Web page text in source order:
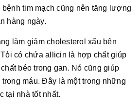
tim mạch cũng nên tăng lượng
hàng ngày.
làm giảm cholesterol xấu bên
có chứa allicin là hợp chất giúp
béo trong gan. Nó cũng giúp
máu. Đây là một trong những
tại nhà tốt nhất.